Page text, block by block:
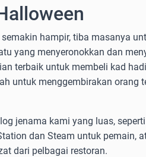
hampir, tiba masanya
yang menyeronokkan dan
terbaik untuk membeli kad
untuk menggembirakan orang
jenama kami yang luas,
dan Steam untuk pemain,
dari pelbagai restoran.